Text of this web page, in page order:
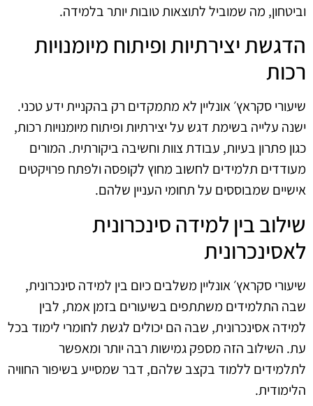
וביטחון, מה שמוביל לתוצאות טובות יותר בלמידה.
הדגשת יצירתיות ופיתוח מיומנויות
רכות
שיעורי סקראץ׳ אונליין לא מתמקדים רק בהקניית ידע טכני.
ישנה עלייה בשימת דגש על יצירתיות ופיתוח מיומנויות רכות,
כגון פתרון בעיות, עבודת צוות וחשיבה ביקורתית. המורים
מעודדים תלמידים לחשוב מחוץ לקופסה ולפתח פרויקטים
אישיים שמבוססים על תחומי העניין שלהם.
שילוב בין למידה סינכרונית
לאסינכרונית
שיעורי סקראץ׳ אונליין משלבים כיום בין למידה סינכרונית,
שבה התלמידים משתתפים בשיעורים בזמן אמת, לבין
למידה אסינכרונית, שבה הם יכולים לגשת לחומרי לימוד בכל
עת. השילוב הזה מספק גמישות רבה יותר ומאפשר
לתלמידים ללמוד בקצב שלהם, דבר שמסייע בשיפור החוויה
הלימודית.